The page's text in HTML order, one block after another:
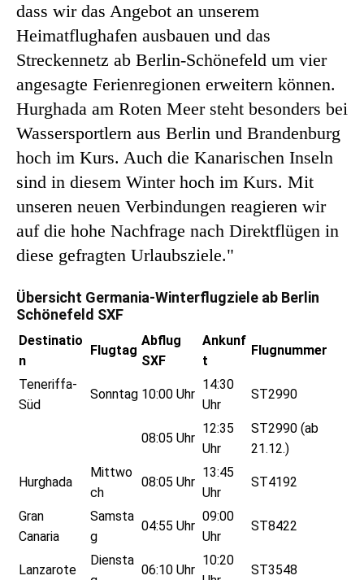
dass wir das Angebot an unserem
Heimatflughafen ausbauen und das
Streckennetz ab Berlin-Schönefeld um vier
angesagte Ferienregionen erweitern können.
Hurghada am Roten Meer steht besonders bei
Wassersportlern aus Berlin und Brandenburg
hoch im Kurs. Auch die Kanarischen Inseln
sind in diesem Winter hoch im Kurs. Mit
unseren neuen Verbindungen reagieren wir
auf die hohe Nachfrage nach Direktflügen in
diese gefragten Urlaubsziele."
Übersicht Germania-Winterflugziele ab Berlin
Schönefeld SXF
Destinatio
n
Flugtag
Abflug
SXF
Ankunf
t
Flugnummer
Teneriffa-
Süd
Sonntag 10:00 Uhr
14:30
Uhr
ST2990
08:05 Uhr
12:35
Uhr
ST2990 (ab
21.12.)
Hurghada
Mittwo
ch
08:05 Uhr
13:45
Uhr
ST4192
Gran
Canaria
Samsta
g
04:55 Uhr
09:00
Uhr
ST8422
Lanzarote
Diensta
06:10 Uhr
10:20
ST3548